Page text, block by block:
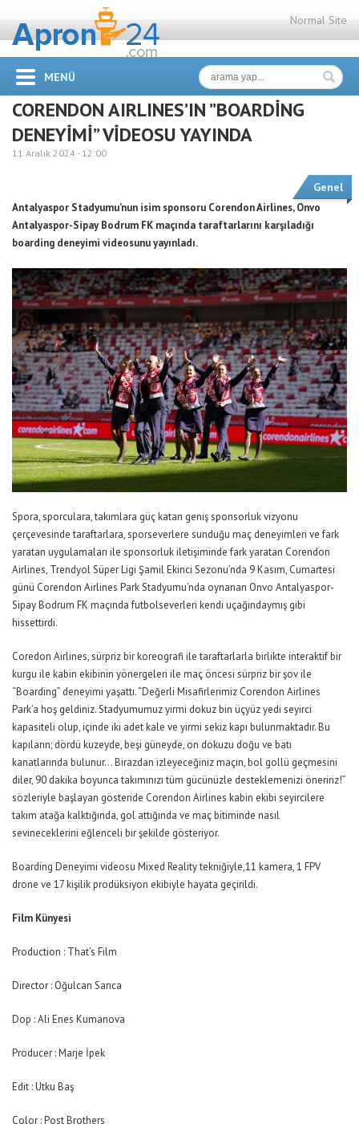
Normal Site
MENÜ
CORENDON AIRLINES’IN ”BOARDİNG
DENEYİMİ” VİDEOSU YAYINDA
11 Aralık 2024 - 12:00
Genel
Antalyaspor Stadyumu’nun isim sponsoru Corendon Airlines, Onvo
Antalyaspor-Sipay Bodrum FK maçında taraftarlarını karşıladığı
boarding deneyimi videosunu yayınladı.
Spora, sporculara, takımlara güç katan geniş sponsorluk vizyonu
çerçevesinde taraftarlara, sporseverlere sunduğu maç deneyimleri ve fark
yaratan uygulamaları ile sponsorluk iletişiminde fark yaratan Corendon
Airlines, Trendyol Süper Ligi Şamil Ekinci Sezonu’nda 9 Kasım, Cumartesi
günü Corendon Airlines Park Stadyumu’nda oynanan Onvo Antalyaspor-
Sipay Bodrum FK maçında futbolseverleri kendi uçağındaymış gibi
hissettirdi.
Coredon Airlines, sürpriz bir koreografi ile taraftarlarla birlikte interaktif bir
kurgu ile kabin ekibinin yönergeleri ile maç öncesi sürpriz bir şov ile
“Boarding” deneyimi yaşattı. “Değerli Misafirlerimiz Corendon Airlines
Park’a hoş geldiniz. Stadyumumuz yirmi dokuz bin üçyüz yedi seyirci
kapasiteli olup, içinde iki adet kale ve yirmi sekiz kapı bulunmaktadır. Bu
kapıların; dördü kuzeyde, beşi güneyde, on dokuzu doğu ve batı
kanatlarında bulunur… Birazdan izleyeceğiniz maçın, bol gollü geçmesini
diler, 90 dakika boyunca takımınızı tüm gücünüzle desteklemenizi öneririz!”
sözleriyle başlayan gösteride Corendon Airlines kabin ekibi seyircilere
takım atağa kalktığında, gol attığında ve maç bitiminde nasıl
sevineceklerini eğlenceli bir şekilde gösteriyor.
Boarding Deneyimi videosu Mixed Reality tekniğiyle,11 kamera, 1 FPV
drone ve 17 kişilik prodüksiyon ekibiyle hayata geçirildi.
Film Künyesi
Production : That’s Film
Director : Oğulcan Sarıca
Dop : Ali Enes Kumanova
Producer : Marje İpek
Edit : Utku Baş
Color : Post Brothers